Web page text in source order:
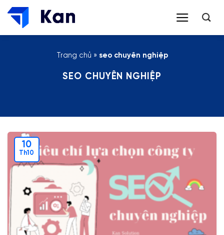
Bỏ
qua
nội
Trang chủ » seo chuyên nghiệp
SEO CHUYÊN NGHIỆP
10
Th10